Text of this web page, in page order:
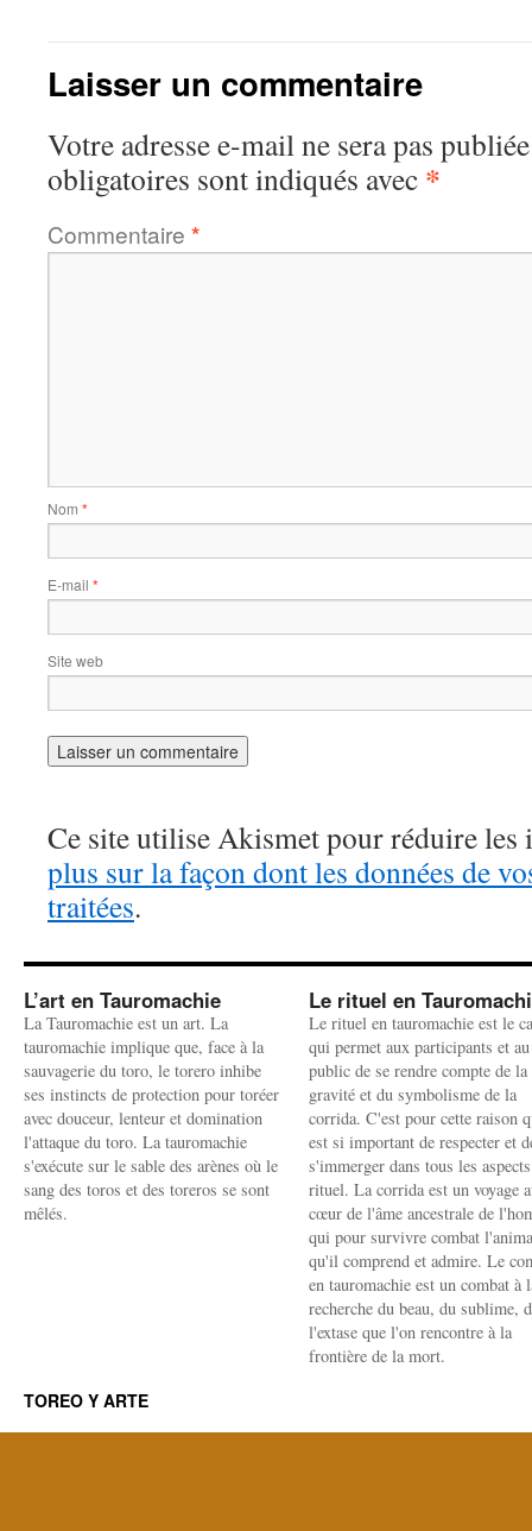
Laisser un commentaire
Votre adresse e-mail ne sera pas
obligatoires sont indiqués avec *
Commentaire *
Nom *
E-mail *
Site web
Ce site utilise Akismet pour réduire les
plus sur la façon dont les données de
traitées.
L’art en Tauromachie
La Tauromachie est un art. La
tauromachie implique que, face à la
sauvagerie du toro, le torero inhibe
ses instincts de protection pour toréer
avec douceur, lenteur et domination
l'attaque du toro. La tauromachie
s'exécute sur le sable des arènes où le
sang des toros et des toreros se sont
mêlés.
Le rituel en
Le rituel en tauromachie est le
qui permet aux participants et au
public de se rendre compte de la
gravité et du symbolisme de la
corrida. C'est pour cette raison
est si important de respecter et
s'immerger dans tous les
rituel. La corrida est un voyage
cœur de l'âme ancestrale de
qui pour survivre combat
qu'il comprend et admire. Le
en tauromachie est un combat à
recherche du beau, du sublime,
l'extase que l'on rencontre à la
frontière de la mort.
TOREO Y ARTE